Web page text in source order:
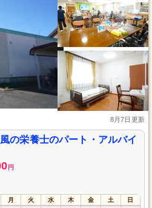
8月7日更新
の栄養士のパート・アルバイ
円
月 火 水 木 金 土 日